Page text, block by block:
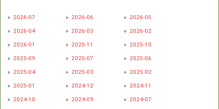
2026-07 2026-06
2026-05
2026-04
2026-03
2026-02
2026-01
2025-11
2025-10
2025-09
2025-07
2025-06
2025-04
2025-03
2025-02
2025-01
2024-12
2024-11
2024-10
2024-09
2024-07